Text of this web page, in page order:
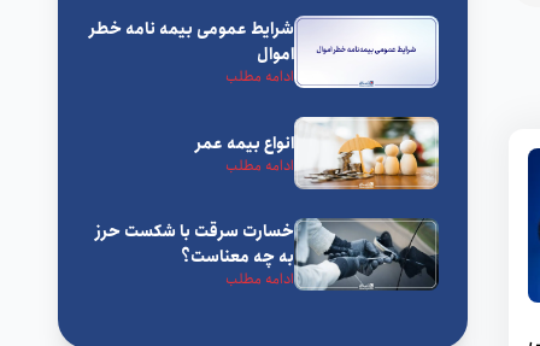
مقالات بیمه‌های خاص
مقالات تجهیزات الکترونیک
مقررات بیمه
شرایط عمومی بیمه‌ نامه خطر
اموال
ادامه مطلب
انواع بیمه عمر
ادامه مطلب
خسارت سرقت با شکست حرز
به چه معناست؟
ادامه مطلب